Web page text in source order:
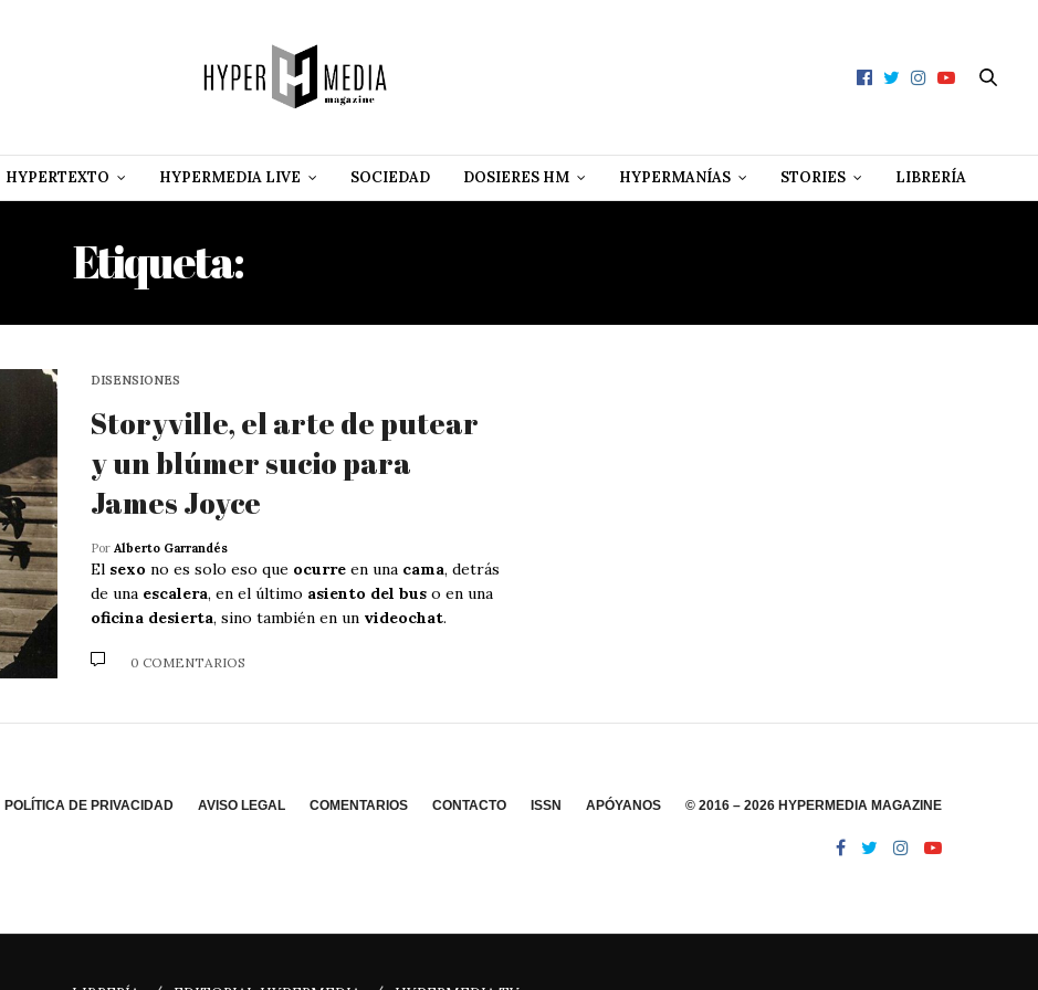
HYPERTEXTO HYPERMEDIA LIVE SOCIEDAD DOSIERES HM HYPERMANÍAS STORIES LIBRERÍA
Etiqueta:
DISENSIONES
Storyville, el arte de putear
y un blúmer sucio para
James Joyce
Por Alberto Garrandés
El sexo no es solo eso que ocurre en una cama, detrás
de una escalera, en el último asiento del bus o en una
oficina desierta, sino también en un videochat.
0 COMENTARIOS
POLÍTICA DE PRIVACIDAD AVISO LEGAL COMENTARIOS CONTACTO ISSN APÓYANOS © 2016 – 2026 HYPERMEDIA MAGAZINE